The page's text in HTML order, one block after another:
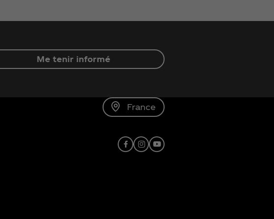
Me tenir informé
France
Facebook
Instagram
Youtube